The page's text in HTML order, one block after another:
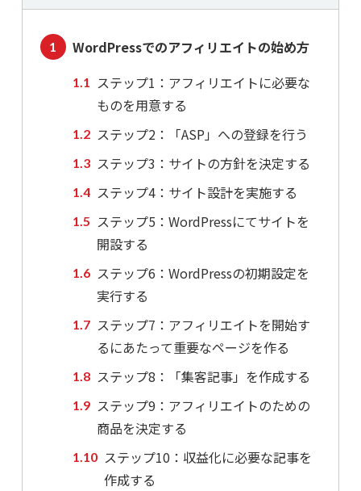
WordPressでのアフィリエイトの始め方
ステップ1：アフィリエイトに必要な
ものを用意する
ステップ2：「ASP」への登録を行う
ステップ3：サイトの方針を決定する
ステップ4：サイト設計を実施する
ステップ5：WordPressにてサイトを
開設する
ステップ6：WordPressの初期設定を
実行する
ステップ7：アフィリエイトを開始す
るにあたって重要なページを作る
ステップ8：「集客記事」を作成する
ステップ9：アフィリエイトのための
商品を決定する
ステップ10：収益化に必要な記事を
作成する